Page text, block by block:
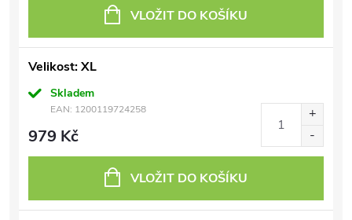
VLOŽIT DO KOŠÍKU
Velikost: XL
Skladem
EAN: 1200119724258
979 Kč
VLOŽIT DO KOŠÍKU